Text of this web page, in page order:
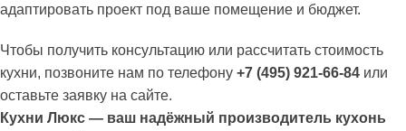
адаптировать проект под ваше помещение и бюджет.
Чтобы получить консультацию или рассчитать стоимость
кухни, позвоните нам по телефону +7 (495) 921-66-84 или
оставьте заявку на сайте.
Кухни Люкс — ваш надёжный производитель кухонь